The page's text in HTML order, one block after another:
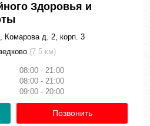
Здоровья и
Комарова д. 2, корп. 3
(7.5 км)
08:00 - 21:00
08:00 - 21:00
09:00 - 20:00
Позвонить